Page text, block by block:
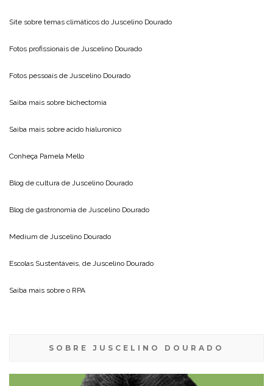
Site sobre temas climáticos do Juscelino Dourado
Fotos profissionais de Juscelino Dourado
Fotos pessoais de Juscelino Dourado
Saiba mais sobre bichectomia
Saiba mais sobre acido hialuronico
Conheça Pamela Mello
Blog de cultura de Juscelino Dourado
Blog de gastronomia de Juscelino Dourado
Medium de Juscelino Dourado
Escolas Sustentáveis, de Juscelino Dourado
Saiba mais sobre o RPA
SOBRE JUSCELINO DOURADO